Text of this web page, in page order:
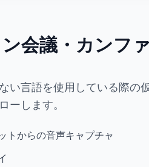
会議・カンフ
い言語を使用している際の
ーします。
トからの音声キャプチャ